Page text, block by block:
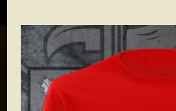
Conflict Doprodej triček
Conflict warrior trička
Conflict tactical Art Trika
Conflict Mikiny a polokošile
Conflict Doprodej triček